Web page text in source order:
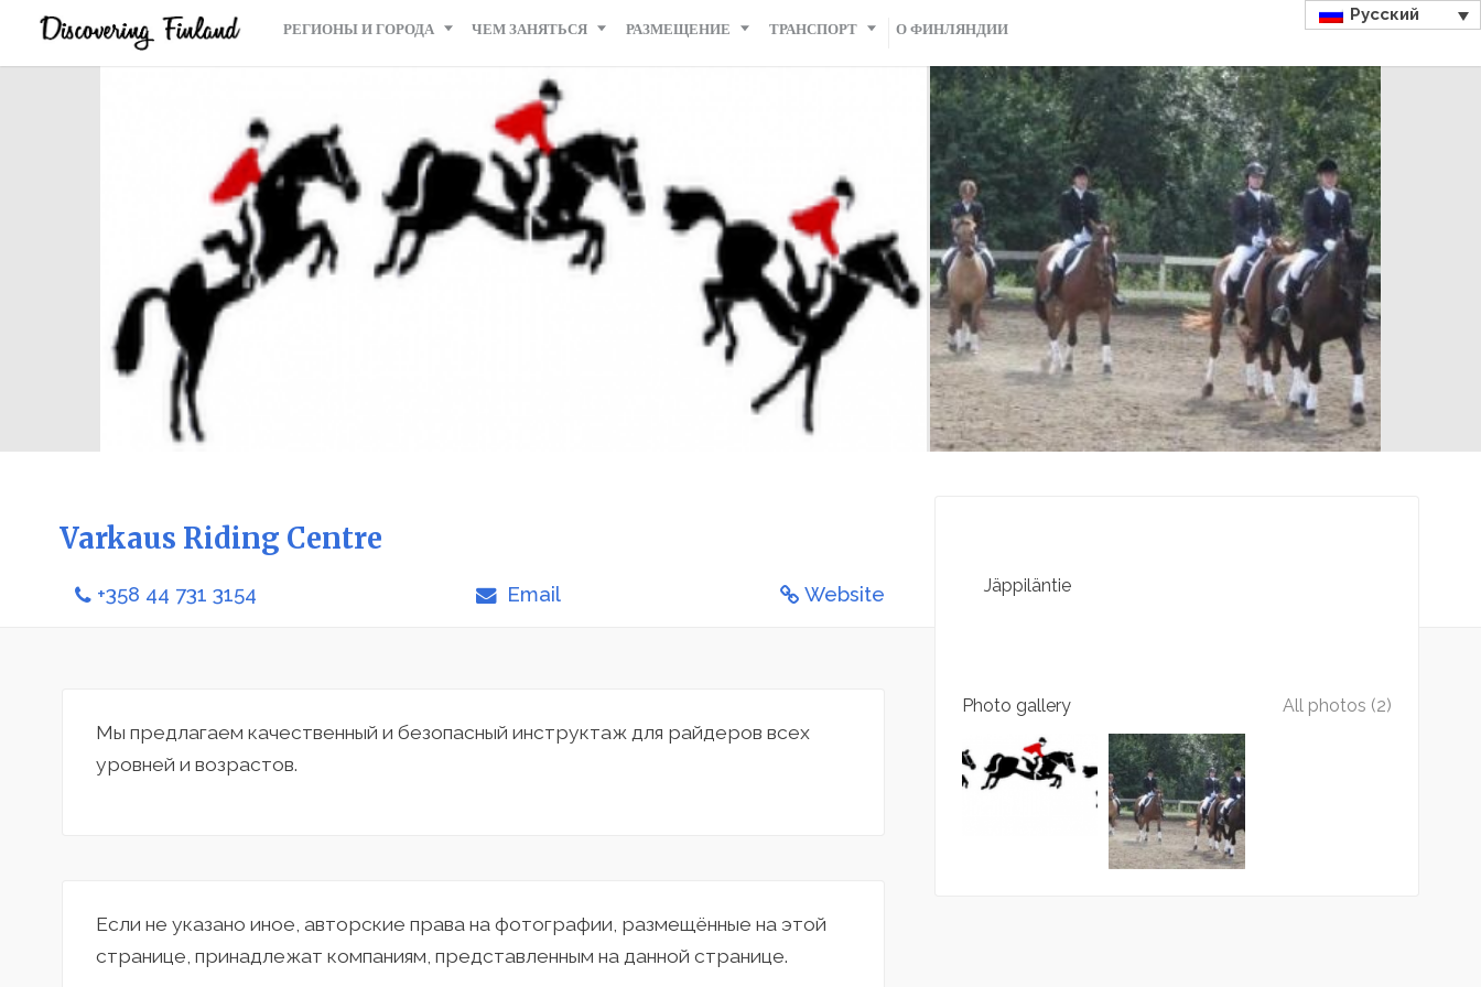
РЕГИОНЫ И ГОРОДА ЧЕМ ЗАНЯТЬСЯ РАЗМЕЩЕНИЕ ТРАНСПОРТ О ФИНЛЯНДИИ
Русский
Varkaus Riding Centre
+358 44 731 3154 Email Website
Мы предлагаем качественный и безопасный инструктаж для райдеров всех
уровней и возрастов.
Если не указано иное, авторские права на фотографии, размещённые на этой
странице, принадлежат компаниям, представленным на данной странице.
Jäppiläntie
Photo gallery All photos (2)